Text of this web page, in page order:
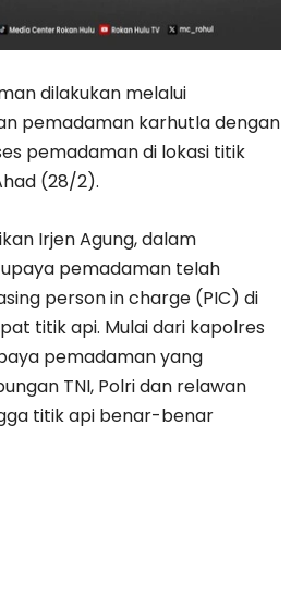
dilakukan melalui
pemadaman karhutla dengan
pemadaman di lokasi titik
(28/2).
Irjen Agung, dalam
pemadaman telah
person in charge (PIC) di
titik api. Mulai dari kapolres
pemadaman yang
TNI, Polri dan relawan
titik api benar-benar